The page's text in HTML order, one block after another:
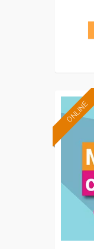
ONLINE